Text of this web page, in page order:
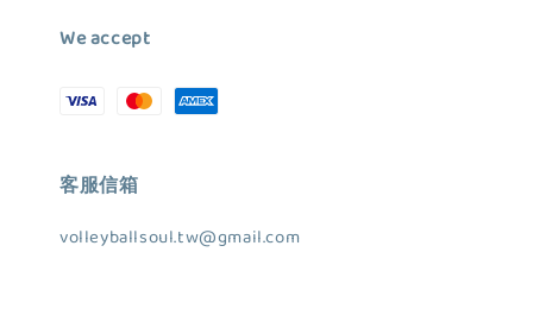
We accept
客服信箱
volleyballsoul.tw@gmail.com